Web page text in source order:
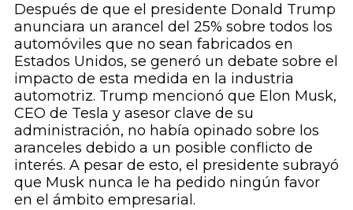
Después de que el presidente Donald Trump
anunciara un arancel del 25% sobre todos los
automóviles que no sean fabricados en
Estados Unidos, se generó un debate sobre el
impacto de esta medida en la industria
automotriz. Trump mencionó que Elon Musk,
CEO de Tesla y asesor clave de su
administración, no había opinado sobre los
aranceles debido a un posible conflicto de
interés. A pesar de esto, el presidente subrayó
que Musk nunca le ha pedido ningún favor
en el ámbito empresarial.